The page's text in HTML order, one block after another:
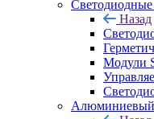
Назад
Модули